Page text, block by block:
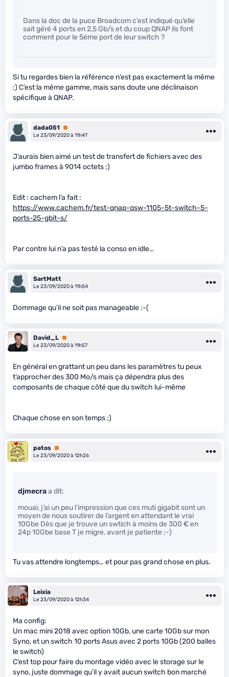
Dans la doc de la puce Broadcom c’est indiqué qu’elle
sait géré 4 ports en 2,5 Gb/s et du coup QNAP ils font
comment pour le 5éme port de leur switch ?
Si tu regardes bien la référence n’est pas exactement la même
;) C’est la même gamme, mais sans doute une déclinaison
spécifique à QNAP.
dada051 Premium
Le 23/09/2020 à 11h47
J’aurais bien aimé un test de transfert de fichiers avec des
jumbo frames à 9014 octets :)
Edit : cachem l’a fait :
https://www.cachem.fr/test-qnap-qsw-1105-5t-switch-5-
ports-25-gbit-s/
Par contre lui n’a pas testé la conso en idle…
SartMatt
Le 23/09/2020 à 11h54
Dommage qu’il ne soit pas manageable :-(
David_L Premium
Le 23/09/2020 à 11h57
En général en grattant un peu dans les paramètres tu peux
t’approcher des 300 Mo/s mais ça dépendra plus des
composants de chaque côté que du switch lui-même
Chaque chose en son temps ;)
patos Premium
Le 23/09/2020 à 12h26
djmecraa dit:
mouai, j’ai un peu l’impression que ces muti gigabit sont un
moyen de nous soutirer de l’argent en attendant le vrai
10Gbe Dès que je trouve un swtich à moins de 300 € en
24p 10Gbe base T je migre, avant je patiente ;-)
Tu vas attendre longtemps… et pour pas grand chose en plus.
Leixia
Le 23/09/2020 à 12h34
Ma config:
Un mac mini 2018 avec option 10Gb, une carte 10Gb sur mon
Syno, et un switch 10 ports Asus avec 2 ports 10Gb (200 balles
le switch)
C’est top pour faire du montage vidéo avec le storage sur le
syno, juste dommage qu’il y avait aucun switch bon marché